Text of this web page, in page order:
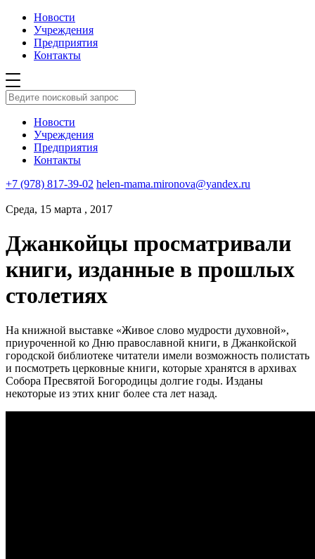
Новости
Учреждения
Предприятия
Контакты
Новости
Учреждения
Предприятия
Контакты
+7 (978) 817-39-02 helen-mama.mironova@yandex.ru
Среда, 15 марта , 2017
Джанкойцы просматривали
книги, изданные в прошлых
столетиях
На книжной выставке «Живое слово мудрости духовной»,
приуроченной ко Дню православной книги, в Джанкойской
городской библиотеке читатели имели возможность полистать
и посмотреть церковные книги, которые хранятся в архивах
Собора Пресвятой Богородицы долгие годы. Изданы
некоторые из этих книг более ста лет назад.